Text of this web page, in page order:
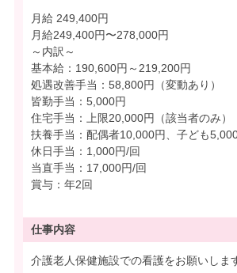
月給 249,400円
月給249,400円〜278,000円
～内訳～
基本給：190,600円～219,200円
処遇改善手当：58,800円（変動あり）
皆勤手当：5,000円
住宅手当：上限20,000円（該当者のみ）
扶養手当：配偶者10,000円、子ども
休日手当：1,000円/回
当直手当：17,000円/回
賞与：年2回
仕事内容
介護老人保健施設での看護をお願いしま